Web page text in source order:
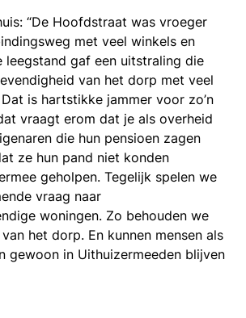
“De Hoofdstraat was vroeger
met veel winkels en
leegstand gaf een uitstraling die
van het dorp met veel
is hartstikke jammer voor zo’n
vraagt erom dat je als overheid
die hun pensioen zagen
ze hun pand niet konden
geholpen. Tegelijk spelen we
vraag naar
woningen. Zo behouden we
het dorp. En kunnen mensen als
gewoon in Uithuizermeeden blijven